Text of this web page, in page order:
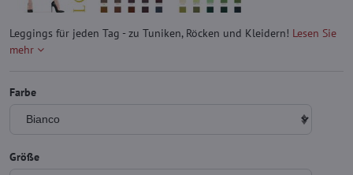
Leggings für jeden Tag - zu Tuniken, Röcken und Kleidern! Lesen Sie
mehr
Farbe
Größe